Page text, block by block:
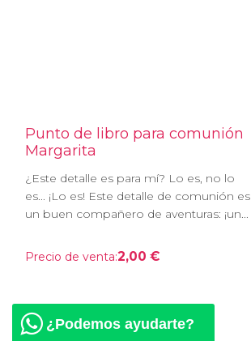
Punto de libro para comunión
Margarita
¿Este detalle es para mí? Lo es, no lo
es... ¡Lo es! Este detalle de comunión es
un buen compañero de aventuras: ¡un...
Precio de venta:2,00 €
¿Podemos ayudarte?